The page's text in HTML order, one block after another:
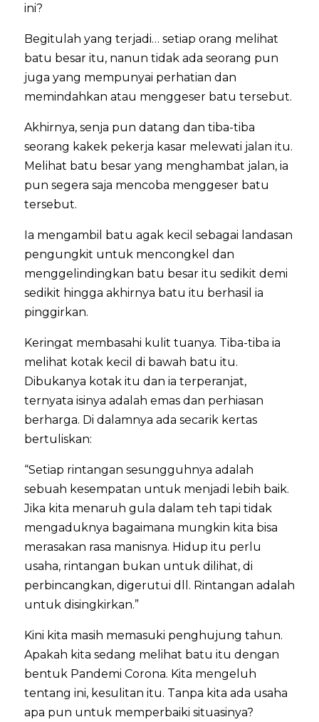
ini?
Begitulah yang terjadi… setiap orang melihat
batu besar itu, nanun tidak ada seorang pun
juga yang mempunyai perhatian dan
memindahkan atau menggeser batu tersebut.
Akhirnya, senja pun datang dan tiba-tiba
seorang kakek pekerja kasar melewati jalan itu.
Melihat batu besar yang menghambat jalan, ia
pun segera saja mencoba menggeser batu
tersebut.
Ia mengambil batu agak kecil sebagai landasan
pengungkit untuk mencongkel dan
menggelindingkan batu besar itu sedikit demi
sedikit hingga akhirnya batu itu berhasil ia
pinggirkan.
Keringat membasahi kulit tuanya. Tiba-tiba ia
melihat kotak kecil di bawah batu itu.
Dibukanya kotak itu dan ia terperanjat,
ternyata isinya adalah emas dan perhiasan
berharga. Di dalamnya ada secarik kertas
bertuliskan:
“Setiap rintangan sesungguhnya adalah
sebuah kesempatan untuk menjadi lebih baik.
Jika kita menaruh gula dalam teh tapi tidak
mengaduknya bagaimana mungkin kita bisa
merasakan rasa manisnya. Hidup itu perlu
usaha, rintangan bukan untuk dilihat, di
perbincangkan, digerutui dll. Rintangan adalah
untuk disingkirkan.”
Kini kita masih memasuki penghujung tahun.
Apakah kita sedang melihat batu itu dengan
bentuk Pandemi Corona. Kita mengeluh
tentang ini, kesulitan itu. Tanpa kita ada usaha
apa pun untuk memperbaiki situasinya?